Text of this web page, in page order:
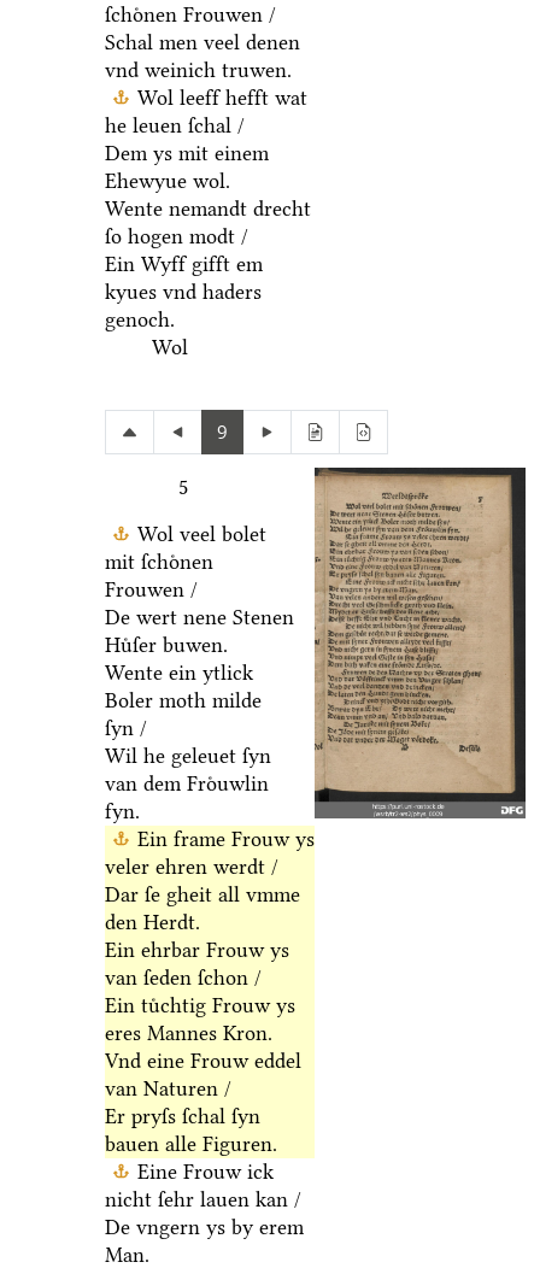
ſchoͤnen Frouwen /
Schal men veel denen
vnd weinich truwen.
Wol leeff hefft wat
he leuen ſchal /
Dem ys mit einem
Ehewyue wol.
Wente nemandt drecht
ſo hogen modt /
Ein Wyff gifft em
kyues vnd haders
genoch.
Wol
9
5
Wol veel bolet
mit ſchoͤnen
Frouwen /
De wert nene Stenen
Huͤſer buwen.
Wente ein ytlick
Boler moth milde
ſyn /
Wil he geleuet ſyn
van dem Froͤuwlin
fyn.
Ein frame Frouw ys
veler ehren werdt /
Dar ſe gheit all vmme
den Herdt.
Ein ehrbar Frouw ys
van ſeden ſchon /
Ein tuͤchtig Frouw ys
eres Mannes Kron.
Vnd eine Frouw eddel
van Naturen /
Er pryſs ſchal ſyn
bauen alle Figuren.
Eine Frouw ick
nicht ſehr lauen kan /
De vngern ys by erem
Man.